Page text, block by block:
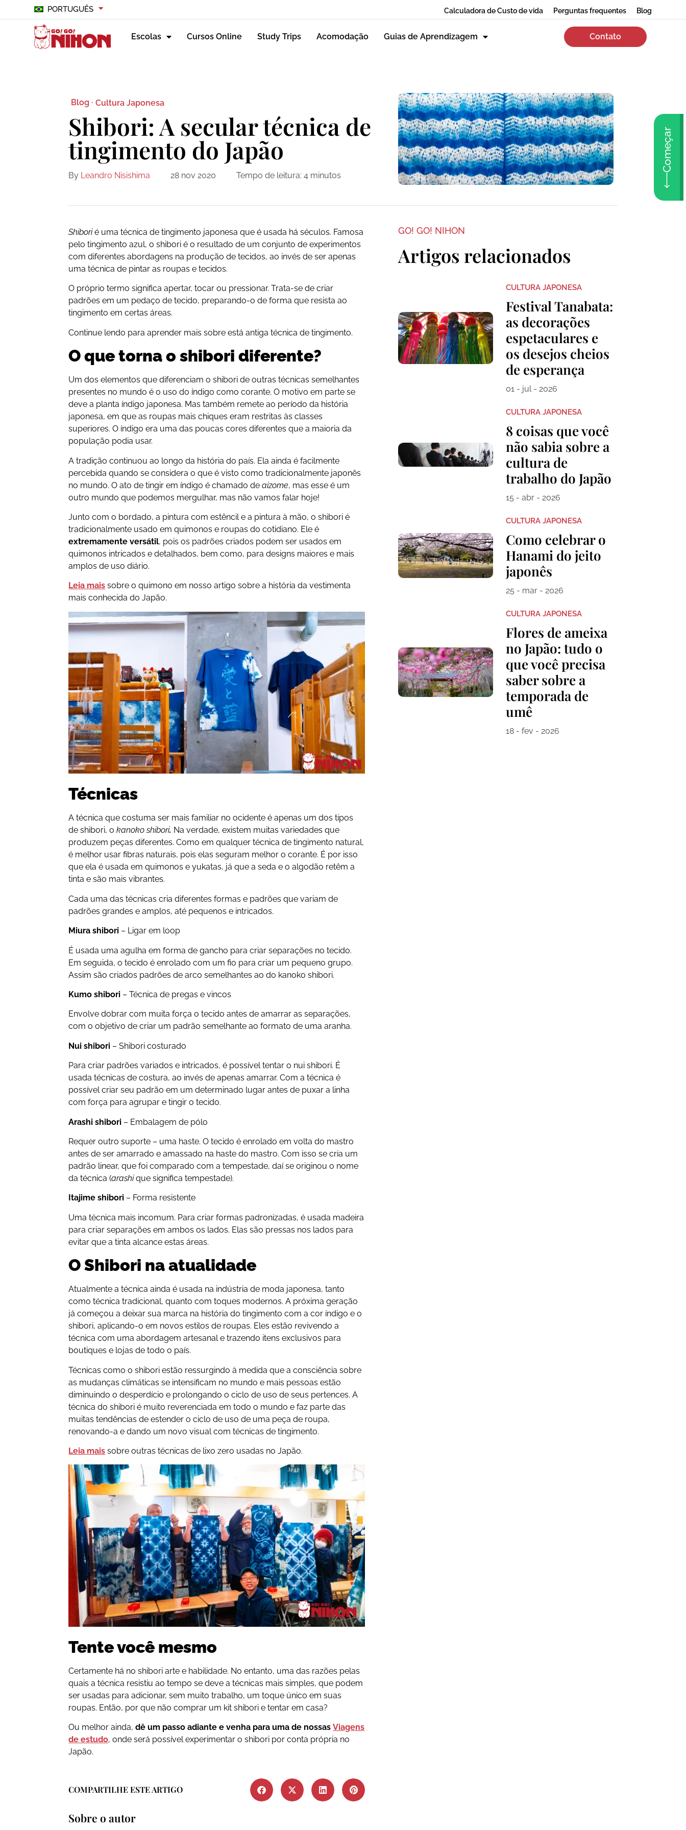
PORTUGUÊS Calculadora de Custo de vida Perguntas frequentes Blog
Escolas Cursos Online Study Trips Acomodação Guias de Aprendizagem Contato
Começar
Blog · Cultura Japonesa
Shibori: A secular técnica de
tingimento do Japão
By Leandro Nisishima 28 nov 2020 Tempo de leitura: 4 minutos
Shiborié uma técnica de tingimento japonesa que é usada há séculos. Famosa
pelo tingimento azul, o shibori é o resultado de um conjunto de experimentos
com diferentes abordagens na produção de tecidos, ao invés de ser apenas
uma técnica de pintar as roupas e tecidos.
O próprio termo significa apertar, tocar ou pressionar. Trata-se de criar
padrões em um pedaço de tecido, preparando-o de forma que resista ao
tingimento em certas áreas.
Continue lendo para aprender mais sobre está antiga técnica de tingimento.
O que torna o shibori diferente?
Um dos elementos que diferenciam o shibori de outras técnicas semelhantes
presentes no mundo é o uso do índigo como corante. O motivo em parte se
deve a planta índigo japonesa. Mas também remete ao período da história
japonesa, em que as roupas mais chiques eram restritas às classes
superiores. O índigo era uma das poucas cores diferentes que a maioria da
população podia usar.
A tradição continuou ao longo da história do país. Ela ainda é facilmente
percebida quando se considera o que é visto como tradicionalmente japonês
no mundo. O ato de tingir em índigo é chamado deaizome, mas esse é um
outro mundo que podemos mergulhar, mas não vamos falar hoje!
Junto com o bordado, a pintura com estêncil e a pintura à mão, o shibori é
tradicionalmente usado em quimonos e roupas do cotidiano. Ele é
extremamente versátil, pois os padrões criados podem ser usados em
quimonos intricados e detalhados, bem como, para designs maiores e mais
amplos de uso diário.
Leia mais sobre o quimono em nosso artigo sobre a história da vestimenta
mais conhecida do Japão.
Técnicas
A técnica que costuma ser mais familiar no ocidente é apenas um dos tipos
de shibori, okanoko shibori. Na verdade, existem muitas variedades que
produzem peças diferentes. Como em qualquer técnica de tingimento natural,
é melhor usar fibras naturais, pois elas seguram melhor o corante. É por isso
que ela é usada em quimonos e yukatas, já que a seda e o algodão retêm a
tinta e são mais vibrantes.
Cada uma das técnicas cria diferentes formas e padrões que variam de
padrões grandes e amplos, até pequenos e intricados.
Miura shibori – Ligar em loop
É usada uma agulha em forma de gancho para criar separações no tecido.
Em seguida, o tecido é enrolado com um fio para criar um pequeno grupo.
Assim são criados padrões de arco semelhantes ao do kanoko shibori.
Kumo shibori – Técnica de pregas e vincos
Envolve dobrar com muita força o tecido antes de amarrar as separações,
com o objetivo de criar um padrão semelhante ao formato de uma aranha.
Nui shibori – Shibori costurado
Para criar padrões variados e intricados, é possível tentar o nui shibori. É
usada técnicas de costura, ao invés de apenas amarrar. Com a técnica é
possível criar seu padrão em um determinado lugar antes de puxar a linha
com força para agrupar e tingir o tecido.
Arashi shibori – Embalagem de pólo
Requer outro suporte – uma haste. O tecido é enrolado em volta do mastro
antes de ser amarrado e amassado na haste do mastro. Com isso se cria um
padrão linear, que foi comparado com a tempestade, daí se originou o nome
da técnica (arashique significa tempestade).
Itajime shibori – Forma resistente
Uma técnica mais incomum. Para criar formas padronizadas, é usada madeira
para criar separações em ambos os lados. Elas são pressas nos lados para
evitar que a tinta alcance estas áreas.
O Shibori na atualidade
Atualmente a técnica ainda é usada na indústria de moda japonesa, tanto
como técnica tradicional, quanto com toques modernos. A próxima geração
já começou a deixar sua marca na história do tingimento com a cor índigo e o
shibori, aplicando-o em novos estilos de roupas. Eles estão revivendo a
técnica com uma abordagem artesanal e trazendo itens exclusivos para
boutiques e lojas de todo o país.
Técnicas como o shibori estão ressurgindo à medida que a consciência sobre
as mudanças climáticas se intensificam no mundo e mais pessoas estão
diminuindo o desperdício e prolongando o ciclo de uso de seus pertences. A
técnica do shibori é muito reverenciada em todo o mundo e faz parte das
muitas tendências de estender o ciclo de uso de uma peça de roupa,
renovando-a e dando um novo visual com técnicas de tingimento.
Leia mais sobre outras técnicas de lixo zero usadas no Japão.
Tente você mesmo
Certamente há no shibori arte e habilidade. No entanto, uma das razões pelas
quais a técnica resistiu ao tempo se deve a técnicas mais simples, que podem
ser usadas para adicionar, sem muito trabalho, um toque único em suas
roupas. Então, por que não comprar um kit shibori e tentar em casa?
Ou melhor ainda,dê um passo adiante e venha para uma de nossas Viagens
de estudo, onde será possível experimentar o shibori por conta própria no
Japão.
COMPARTILHE ESTE ARTIGO
Sobre o autor
GO! GO! NIHON
Artigos relacionados
CULTURA JAPONESA
Festival Tanabata:
as decorações
espetaculares e
os desejos cheios
de esperança
01 - jul - 2026
CULTURA JAPONESA
8 coisas que você
não sabia sobre a
cultura de
trabalho do Japão
15 - abr - 2026
CULTURA JAPONESA
Como celebrar o
Hanami do jeito
japonês
25 - mar - 2026
CULTURA JAPONESA
Flores de ameixa
no Japão: tudo o
que você precisa
saber sobre a
temporada de
umê
18 - fev - 2026